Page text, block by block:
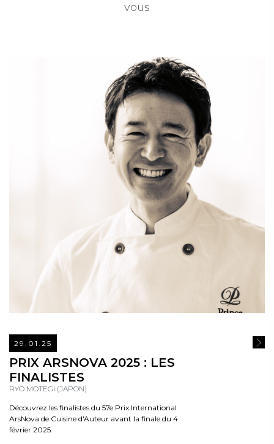
vous
29.01.25
PRIX ARSNOVA 2025 : LES
FINALISTES
RYO MOTEGI (JAPON)
Découvrez les finalistes du 57e Prix International
ArsNova de Cuisine d'Auteur avant la finale du 4
février 2025.